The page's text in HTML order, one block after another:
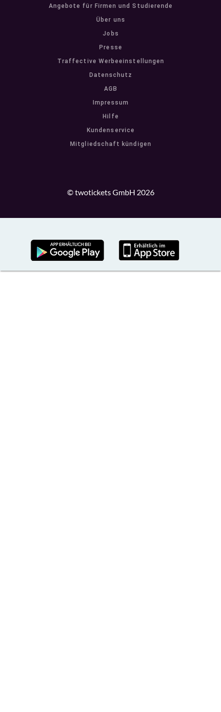
Angebote für Firmen und Studierende
Über uns
Jobs
Presse
Traffective Werbeeinstellungen
Datenschutz
AGB
Impressum
Hilfe
Kundenservice
Mitgliedschaft kündigen
© twotickets GmbH 2026